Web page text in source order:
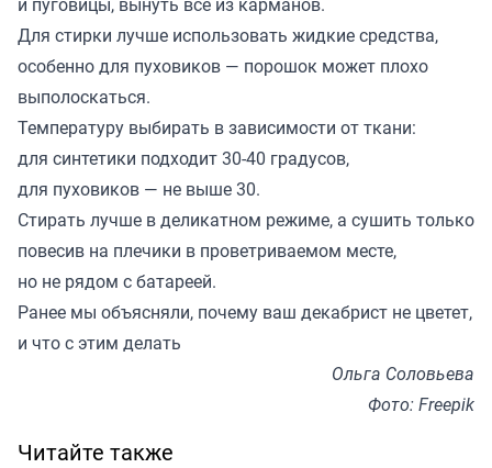
Для стирки лучше использовать жидкие средства,
особенно для пуховиков — порошок может плохо
выполоскаться.
Температуру выбирать в зависимости от ткани:
для синтетики подходит 30-40 градусов,
для пуховиков — не выше 30.
Стирать лучше в деликатном режиме, а сушить только
повесив на плечики в проветриваемом месте,
но не рядом с батареей.
Ранее мы объясняли, почему ваш декабрист не цветет,
и что с этим делать
Ольга Соловьева
Фото: Freepik
Читайте также